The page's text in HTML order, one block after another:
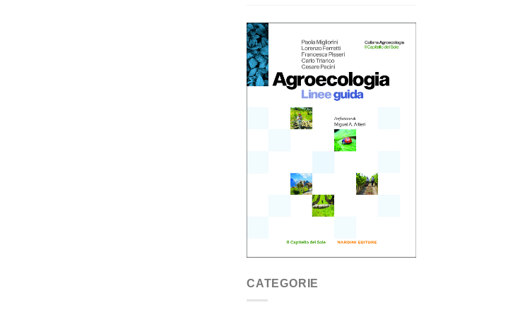
CATEGORIE